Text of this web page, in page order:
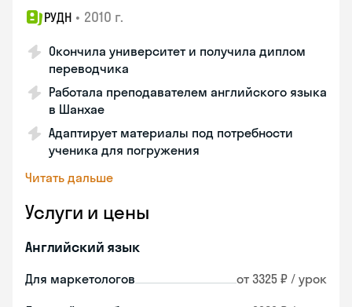
РУДН • 2010 г.
Окончила университет и получила диплом
переводчика
Работала преподавателем английского языка
в Шанхае
Адаптирует материалы под потребности
ученика для погружения
Читать дальше
Услуги и цены
Английский язык
Для маркетологов от 3325 ₽ / урок